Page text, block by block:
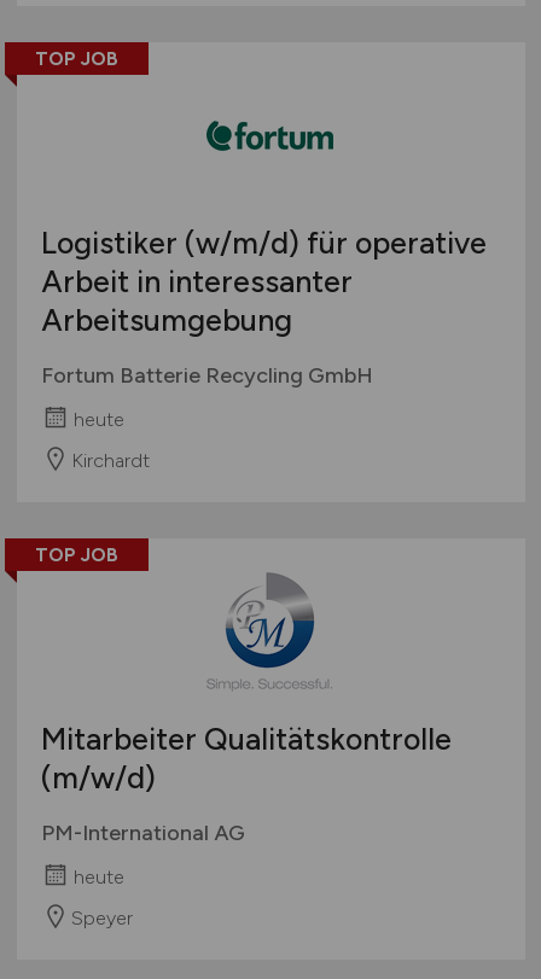
TOP JOB
Logistiker (w/m/d) für operative
Arbeit in interessanter
Arbeitsumgebung
Fortum Batterie Recycling GmbH
heute
Kirchardt
TOP JOB
Mitarbeiter Qualitätskontrolle
(m/w/d)
PM-International AG
heute
Speyer